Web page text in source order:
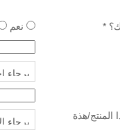
* نعم
هذة